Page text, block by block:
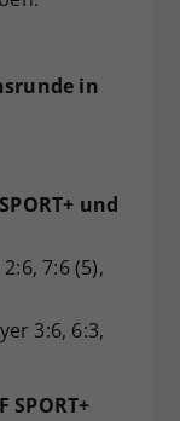
in
und
7:6 (5),
3:6, 6:3,
SPORT+